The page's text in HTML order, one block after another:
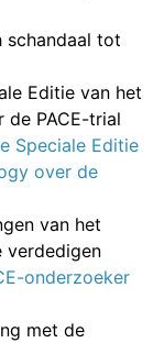
schandaal tot
Editie van het
PACE-trial
Speciale Editie
over de
van het
verdedigen
onderzoeker
met de